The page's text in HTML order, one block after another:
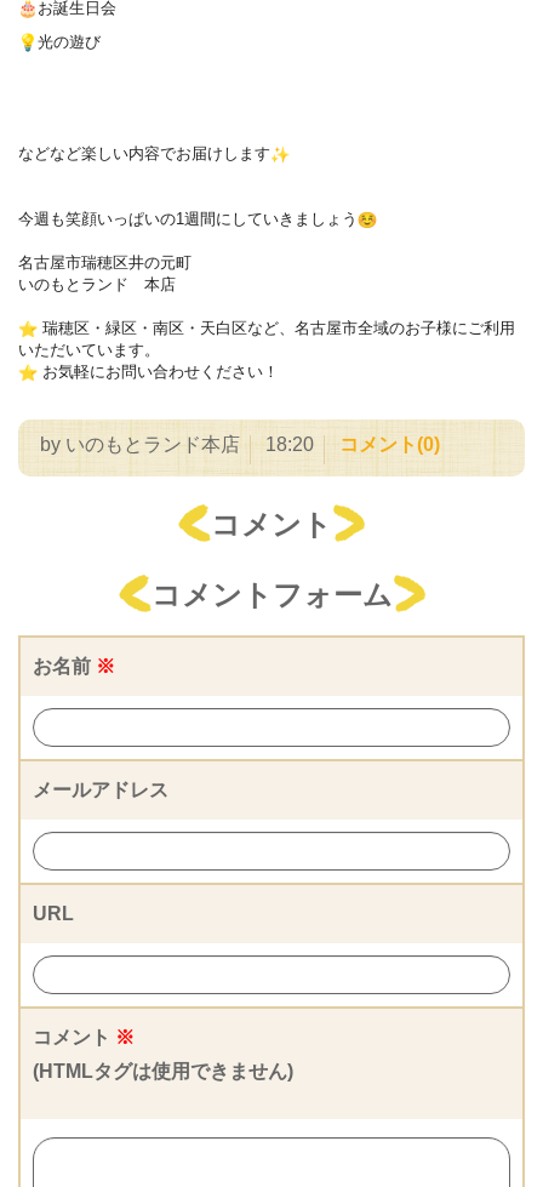
お誕生日会
光の遊び
などなど楽しい内容でお届けします
今週も笑顔いっぱいの1週間にしていきましょう
名古屋市瑞穂区井の元町
いのもとランド 本店
︎ 瑞穂区・緑区・南区・天白区など、名古屋市全域のお子様にご利用
いただいています。
︎ お気軽にお問い合わせください！
by いのもとランド本店 18:20 コメント(0)
コメント
コメントフォーム
お名前 ※
メールアドレス
URL
コメント ※
(HTMLタグは使用できません)